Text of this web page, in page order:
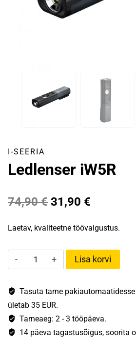
I-SEERIA
Ledlenser iW5R
74,90€ Algne
74,90 €.
31,90 €
on:
31,90 €.
Laetav, kvaliteetne töövalgustus.
Ledlenser
iW5R
Lisa korvi
Tasuta tarne
ületab 35 EUR.
Tarneaeg: 2 - 3 tööpäeva.
14 päeva tagastusõigus, soorita